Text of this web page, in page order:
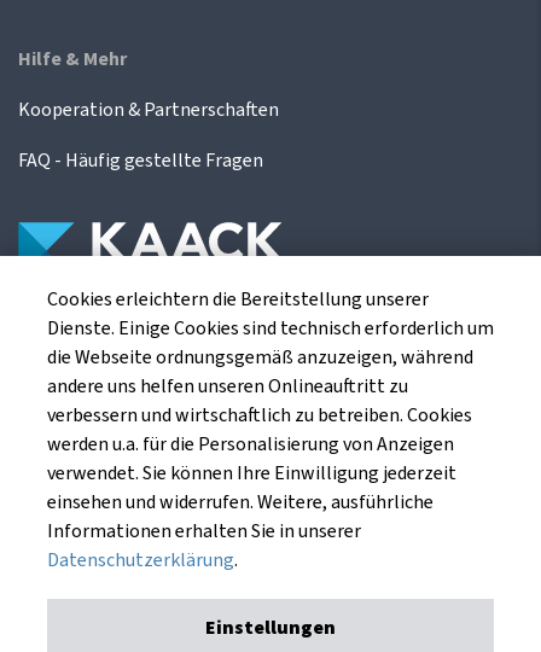
Hilfe & Mehr
Kooperation & Partnerschaften
FAQ - Häufig gestellte Fragen
Die Kaack Terminhandel GmbH ist ein
Finanzdienstleistungsinstitut für die europäischen
Agrarterminbörsen.
Kaack Terminhandel GmbH
Am Markt 8
49661 Cloppenburg
Datenschutzerklärung
Cookies erleichtern die Bereitstellung unserer
Dienste. Einige Cookies sind technisch erforderlich um
die Webseite ordnungsgemäß anzuzeigen, während
andere uns helfen unseren Onlineauftritt zu
verbessern und wirtschaftlich zu betreiben. Cookies
werden u.a. für die Personalisierung von Anzeigen
verwendet. Sie können Ihre Einwilligung jederzeit
einsehen und widerrufen. Weitere, ausführliche
Informationen erhalten Sie in unserer
Datenschutzerklärung.
Einstellungen